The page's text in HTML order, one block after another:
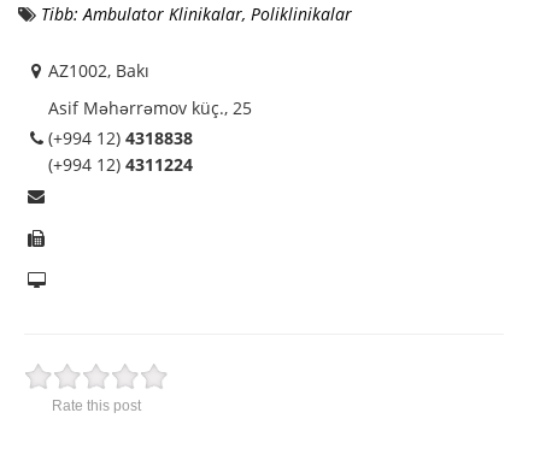
Tibb: Ambulator Klinikalar, Poliklinikalar
AZ1002, Bakı
Asif Məhərrəmov küç., 25
(+994 12) 4318838
(+994 12) 4311224
Rate this post